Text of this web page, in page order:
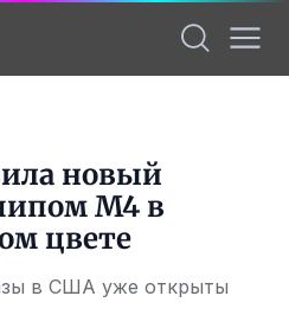
новый
M4 в
цвете
в США уже открыты